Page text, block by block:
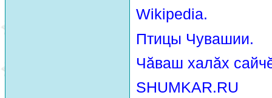
Wikipedia.
Птицы Чувашии.
Чăваш халăх
SHUMKAR.RU